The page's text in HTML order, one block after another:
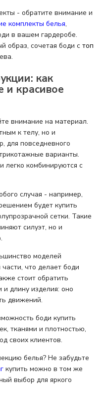
- обратите внимание и
комплекты белья,
в вашем гардеробе.
образ, сочетая боди с топ
как
и красивое
внимание на материал.
к телу, но и
для повседневного
варианты.
легко комбинируются с
случая - например,
будет купить
сетки. Такие
силуэт, но и
моделей
что делает боди
стоит обратить
и длину изделия: оно
движений.
боди купить
тканями и плотностью,
своих клиентов.
белья? Не забудьте
купить можно в том же
выбор для яркого